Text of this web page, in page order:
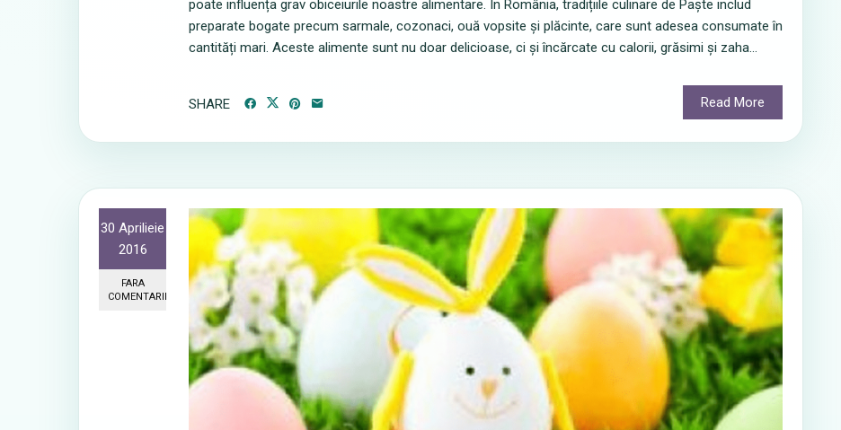
poate influența grav obiceiurile noastre alimentare. În România, tradițiile culinare de Paște includ
preparate bogate precum sarmale, cozonaci, ouă vopsite și plăcinte, care sunt adesea consumate în
cantități mari. Aceste alimente sunt nu doar delicioase, ci și încărcate cu calorii, grăsimi și zaha...
Read More
SHARE
30 Aprilieie
2016
FARA
COMENTARII